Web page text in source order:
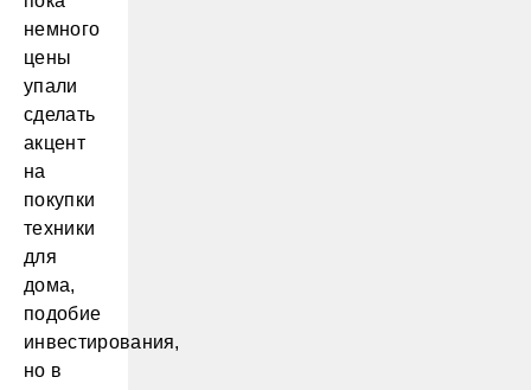
немного
цены
упали
сделать
акцент
на
покупки
техники
для
дома,
подобие
инвестирования,
но в